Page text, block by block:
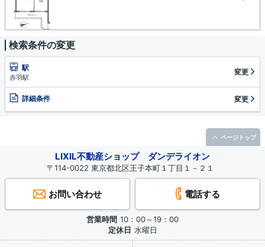
検索条件の変更
駅
赤羽駅
変更
詳細条件 変更
LIXIL不動産ショップ ダンデライオン
〒114-0022 東京都北区王子本町１丁目１－２１
お問い合わせ 電話する
営業時間 10：00～19：00
定休日 水曜日
ページトップ